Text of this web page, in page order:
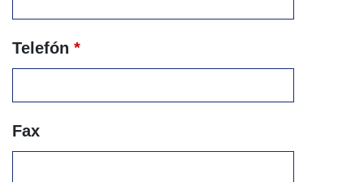
Telefón *
Fax